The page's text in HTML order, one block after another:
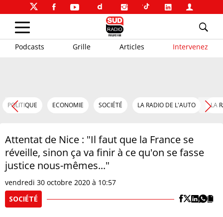
Podcasts Grille Articles Intervenez
POLITIQUE ECONOMIE SOCIÉTÉ LA RADIO DE L'AUTO LA
Attentat de Nice : "Il faut que la France se
réveille, sinon ça va finir à ce qu'on se fasse
justice nous-mêmes..."
vendredi 30 octobre 2020 à 10:57
SOCIÉTÉ